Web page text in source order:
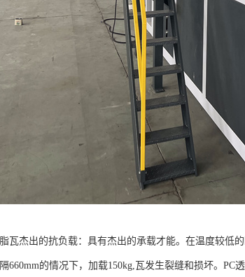
瓦杰出的抗负载：具有杰出的承载才能。在温度较低
660mm的情况下，加载150kg,瓦发生裂缝和损坏。PC